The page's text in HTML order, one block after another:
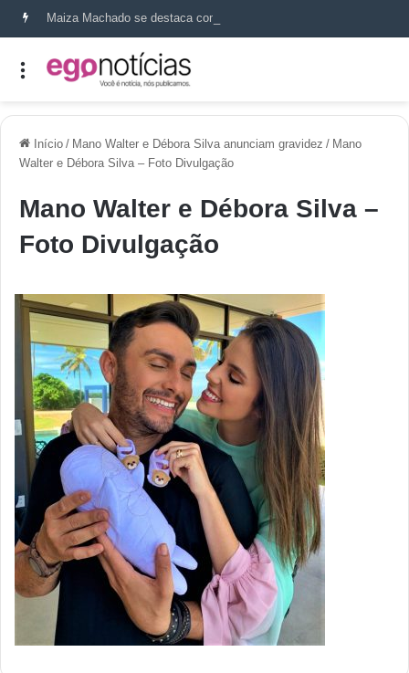
Início / Mano Walter e Débora Silva anunciam gravidez / Mano
Walter e Débora Silva – Foto Divulgação
Mano Walter e Débora Silva –
Foto Divulgação